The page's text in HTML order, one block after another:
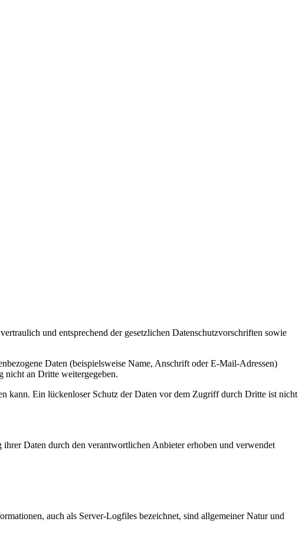
und entsprechend der gesetzlichen Datenschutzvorschriften sowie
Daten (beispielsweise Name, Anschrift oder E-Mail-Adressen)
nicht an Dritte weitergegeben.
kann. Ein lückenloser Schutz der Daten vor dem Zugriff durch Dritte ist nicht
Daten durch den verantwortlichen Anbieter erhoben und verwendet
auch als Server-Logfiles bezeichnet, sind allgemeiner Natur und